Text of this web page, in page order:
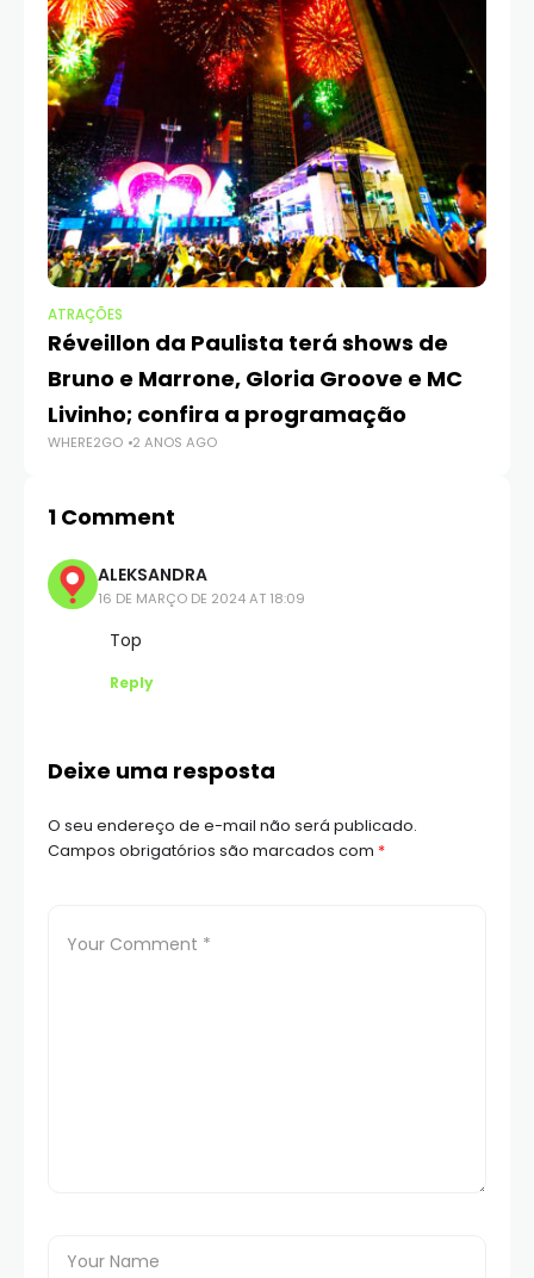
ATRAÇÕES
Réveillon da Paulista terá shows de
Bruno e Marrone, Gloria Groove e MC
Livinho; confira a programação
WHERE2GO 2 ANOS AGO
1 Comment
ALEKSANDRA
16 DE MARÇO DE 2024 AT 18:09
Top
Reply
Deixe uma resposta
O seu endereço de e-mail não será publicado.
Campos obrigatórios são marcados com *